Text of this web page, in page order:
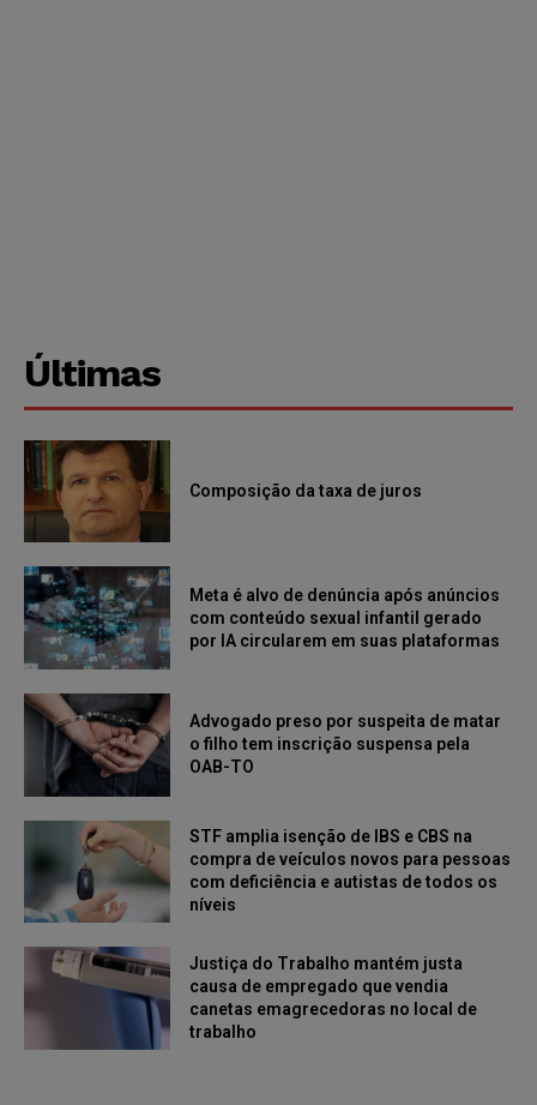
Últimas
Composição da taxa de juros
Meta é alvo de denúncia após anúncios
com conteúdo sexual infantil gerado
por IA circularem em suas plataformas
Advogado preso por suspeita de matar
o filho tem inscrição suspensa pela
OAB-TO
STF amplia isenção de IBS e CBS na
compra de veículos novos para pessoas
com deficiência e autistas de todos os
níveis
Justiça do Trabalho mantém justa
causa de empregado que vendia
canetas emagrecedoras no local de
trabalho